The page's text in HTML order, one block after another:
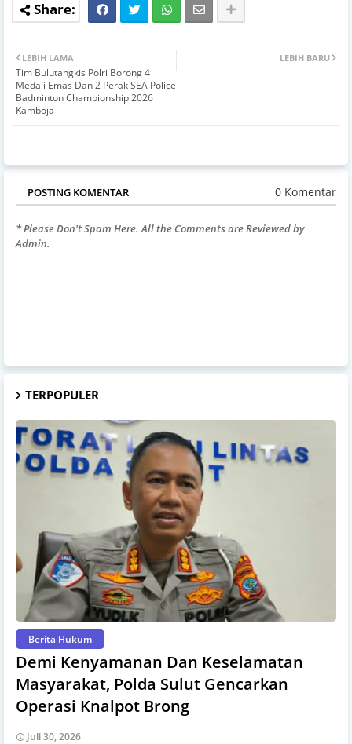
LEBIH BARU
LEBIH LAMA
Tim Bulutangkis Polri Borong 4
Medali Emas Dan 2 Perak SEA Police
Badminton Championship 2026
Kamboja
POSTING KOMENTAR 0 Komentar
* Please Don't Spam Here. All the Comments are Reviewed by
Admin.
TERPOPULER
Berita Hukum
Demi Kenyamanan Dan Keselamatan
Masyarakat, Polda Sulut Gencarkan
Operasi Knalpot Brong
Juli 30, 2026